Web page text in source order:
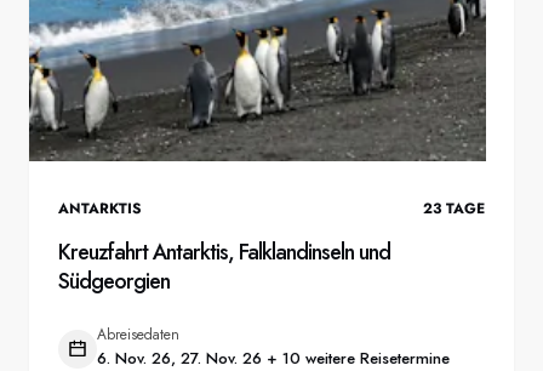
ANTARKTIS 23 TAGE
Kreuzfahrt Antarktis, Falklandinseln und
Südgeorgien
Abreisedaten
6. Nov. 26, 27. Nov. 26 + 10 weitere Reisetermine